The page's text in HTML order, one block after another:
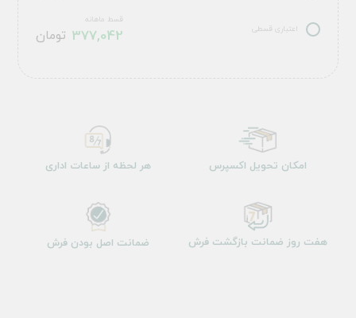
اعتباری قسطی
قسط ماهانه
377,042 تومان
امکان تحویل اکسپرس هر لحظه از ساعات اداری
هفت روز ضمانت بازگشت فرش ضمانت اصل بودن فرش